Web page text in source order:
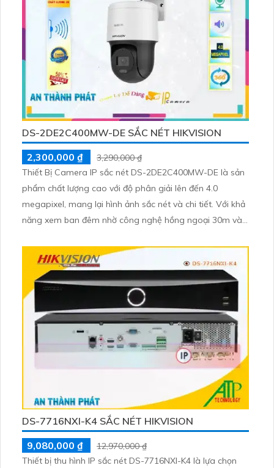
DS-2DE2C400MW-DE SẮC NÉT HIKVISION
2,300,000 ₫
3,290,000 ₫
Thiết Bị Camera IP sắc nét DS-2DE2C400MW-DE là sản
phẩm chất lượng cao với độ phân giải lên đến 4.0
megapixel, mang lại hình ảnh sắc nét và chi tiết. Với khả
năng xem ban đêm nhờ công nghệ hồng ngoại 30m và
lượng ảnh. Ngoài ra, thiết bị còn được trang bị công
nghệ Smart IR, giúp tối ưu hóa hình ảnh trong điều kiện
ánh sáng yếu
DS-7716NXI-K4 SẮC NÉT HIKVISION
9,080,000 ₫
12,970,000 ₫
Thiết bị thu hình IP sắc nét DS-7716NXI-K4 là lựa chọn